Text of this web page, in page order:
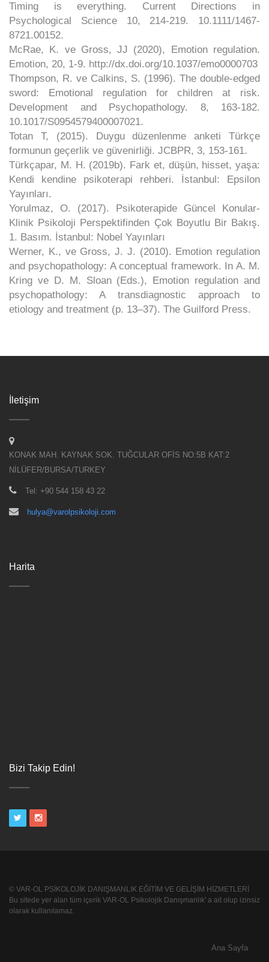
Timing is everything. Current Directions in
Psychological Science 10, 214-219. 10.1111/1467-
8721.00152.
McRae, K. ve Gross, JJ (2020), Emotion regulation.
Emotion, 20, 1-9. http://dx.doi.org/10.1037/emo0000703
Thompson, R. ve Calkins, S. (1996). The double-edged
sword: Emotional regulation for children at risk.
Development and Psychopathology. 8, 163-182.
10.1017/S0954579400007021.
Totan T, (2015). Duygu düzenlenme anketi Türkçe
formunun geçerlik ve güvenirliği. JCBPR, 3, 153-161.
Türkçapar, M. H. (2019b). Fark et, düşün, hisset, yaşa:
Kendi kendine psikoterapi rehberi. İstanbul: Epsilon
Yayınları.
Yorulmaz, O. (2017). Psikoterapide Güncel Konular-
Klinik Psikoloji Perspektifinden Çok Boyutlu Bir Bakış.
1. Basım. İstanbul: Nobel Yayınları
Werner, K., ve Gross, J. J. (2010). Emotion regulation
and psychopathology: A conceptual framework. In A. M.
Kring ve D. M. Sloan (Eds.), Emotion regulation and
psychopathology: A transdiagnostic approach to
etiology and treatment (p. 13–37). The Guilford Press.
İletişim
KONAK MAH. KAYNAK SOK. TUĞCULAR OFİS NO:5B KAT:2
NİLÜFER/BURSA/TURKEY
Tel: +90 544 158 43 22
hulya@varolpsikoloji.com
Harita
Bizi Takip Edin!
© VAR-OL PSİKOLOJİK DANIŞMANLIK EĞİTİM VE GELİŞİM HİZMETLERİ
Bu sitede yer alan tüm içerik VAR-OL Psikolojik Danışmanlık' a ait olup izinsiz
olarak kullanılamaz.
Ana Sayfa